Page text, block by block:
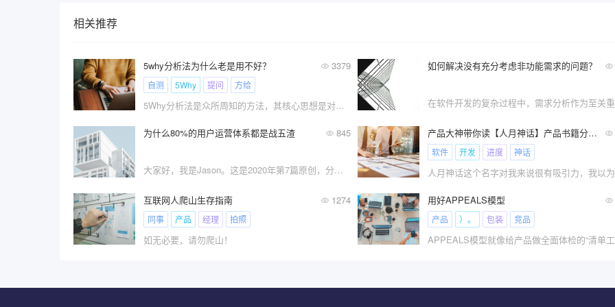
相关推荐
5why分析法为什么老是用不好？ 3379
自测 5Why 提问 方给
5Why分析法是众所周知的方法，其核心思想是对问题反复提问“为什么”，直到找到问题的根本原因。虽然听起来这个
如何解决没有充分考虑非功能需求的问题？
为什么80%的用户运营体系都是战五渣 845
大家好，我是Jason。这是2020年第7篇原创，分类产品运营。本文共2800字2图，预计阅读时间8分钟以下
产品大神带你读【人月神话】产品书籍分享 第一期
软件 开发 进度 神话
互联网人爬山生存指南 1274
同事 产品 经理 拍照
如无必要，请勿爬山！
用好APPEALS模型
产品 ）。 包装 竞品